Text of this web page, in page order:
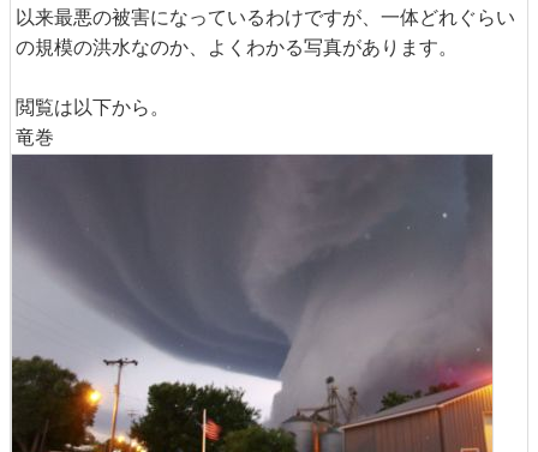
以来最悪の被害になっているわけですが、一体どれぐらい
の規模の洪水なのか、よくわかる写真があります。
閲覧は以下から。
竜巻